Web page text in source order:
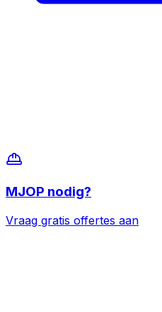
MJOP nodig?
Vraag gratis offertes aan